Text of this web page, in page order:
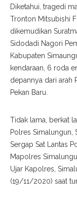
Diketahui, tragedi
Tronton Mitsubishi
dikemudikan
Sidodadi Nagori
Kabupaten
kendaraan, 6 roda
depannya dari arah
Pekan Baru.
Tidak lama, berkat
Polres Simalungun,
Sergap Sat Lantas
Mapolres
Ujar Kapolres,
(19/11/2020) saat